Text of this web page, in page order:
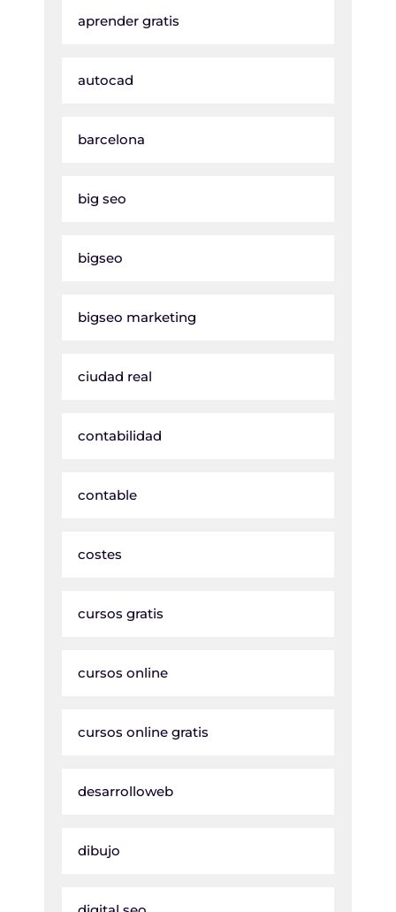
aprender gratis
autocad
barcelona
big seo
bigseo
bigseo marketing
ciudad real
contabilidad
contable
costes
cursos gratis
cursos online
cursos online gratis
desarrolloweb
dibujo